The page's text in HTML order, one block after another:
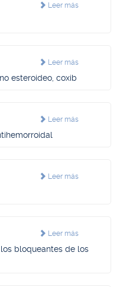
Leer más
Leer más
esteroideo, coxib
Leer más
Leer más
Leer más
bloqueantes de los